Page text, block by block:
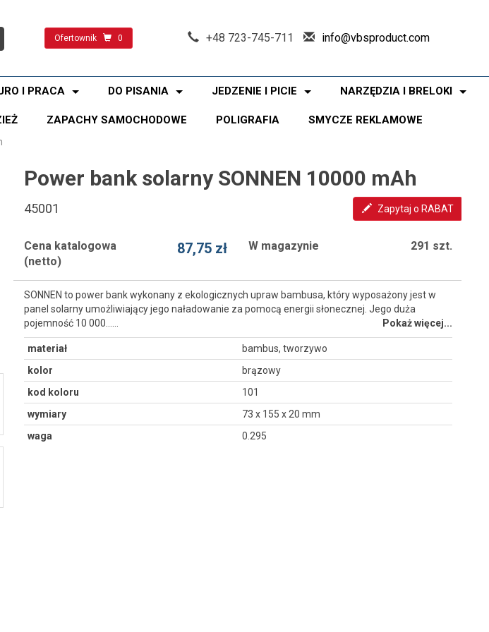
Ofertownik 0 +48 723-745-711 info@vbsproduct.com
I PRACA DO PISANIA JEDZENIE I PICIE NARZĘDZIA I BRELOKI
ZAPACHY SAMOCHODOWE POLIGRAFIA SMYCZE REKLAMOWE
Power bank solarny SONNEN 10000 mAh
45001 Zapytaj o RABAT
Cena katalogowa
(netto)
87,75 zł W magazynie 291 szt.
SONNEN to power bank wykonany z ekologicznych upraw bambusa, który wyposażony jest w
panel solarny umożliwiający jego naładowanie za pomocą energii słonecznej. Jego duża
pojemność 10 000...…
Pokaż więcej...
materiał
bambus, tworzywo
kolor
brązowy
kod koloru
101
wymiary
73 x 155 x 20 mm
waga
0.295